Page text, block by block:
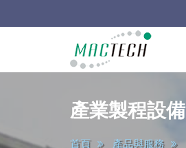
陽
科
main
產業製程設備
首頁 產品與服務